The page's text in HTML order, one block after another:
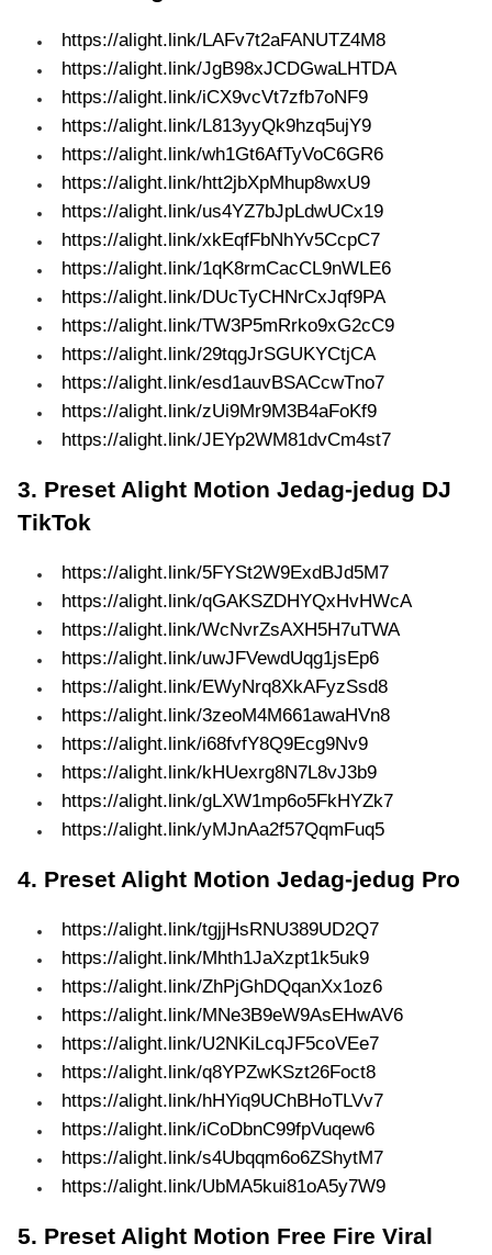
https://alight.link/LAFv7t2aFANUTZ4M8
https://alight.link/JgB98xJCDGwaLHTDA
https://alight.link/iCX9vcVt7zfb7oNF9
https://alight.link/L813yyQk9hzq5ujY9
https://alight.link/wh1Gt6AfTyVoC6GR6
https://alight.link/htt2jbXpMhup8wxU9
https://alight.link/us4YZ7bJpLdwUCx19
https://alight.link/xkEqfFbNhYv5CcpC7
https://alight.link/1qK8rmCacCL9nWLE6
https://alight.link/DUcTyCHNrCxJqf9PA
https://alight.link/TW3P5mRrko9xG2cC9
https://alight.link/29tqgJrSGUKYCtjCA
https://alight.link/esd1auvBSACcwTno7
https://alight.link/zUi9Mr9M3B4aFoKf9
https://alight.link/JEYp2WM81dvCm4st7
3. Preset Alight Motion Jedag-jedug DJ
TikTok
https://alight.link/5FYSt2W9ExdBJd5M7
https://alight.link/qGAKSZDHYQxHvHWcA
https://alight.link/WcNvrZsAXH5H7uTWA
https://alight.link/uwJFVewdUqg1jsEp6
https://alight.link/EWyNrq8XkAFyzSsd8
https://alight.link/3zeoM4M661awaHVn8
https://alight.link/i68fvfY8Q9Ecg9Nv9
https://alight.link/kHUexrg8N7L8vJ3b9
https://alight.link/gLXW1mp6o5FkHYZk7
https://alight.link/yMJnAa2f57QqmFuq5
4. Preset Alight Motion Jedag-jedug Pro
https://alight.link/tgjjHsRNU389UD2Q7
https://alight.link/Mhth1JaXzpt1k5uk9
https://alight.link/ZhPjGhDQqanXx1oz6
https://alight.link/MNe3B9eW9AsEHwAV6
https://alight.link/U2NKiLcqJF5coVEe7
https://alight.link/q8YPZwKSzt26Foct8
https://alight.link/hHYiq9UChBHoTLVv7
https://alight.link/iCoDbnC99fpVuqew6
https://alight.link/s4Ubqqm6o6ZShytM7
https://alight.link/UbMA5kui81oA5y7W9
5. Preset Alight Motion Free Fire Viral